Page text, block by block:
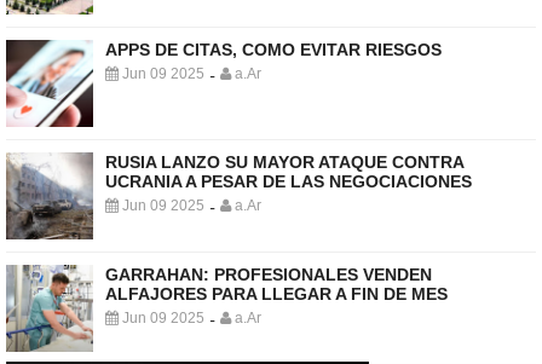
APPS DE CITAS, COMO EVITAR RIESGOS
Jun 09 2025 - a.Ar
RUSIA LANZO SU MAYOR ATAQUE CONTRA
UCRANIA A PESAR DE LAS NEGOCIACIONES
Jun 09 2025 - a.Ar
GARRAHAN: PROFESIONALES VENDEN
ALFAJORES PARA LLEGAR A FIN DE MES
Jun 09 2025 - a.Ar